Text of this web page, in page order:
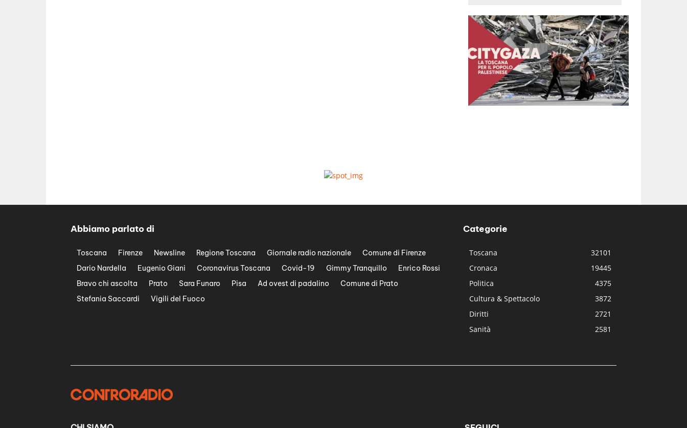
Abbiamo parlato di
Toscana Firenze Newsline Regione Toscana Giornale radio nazionale
Comune di Firenze
Dario Nardella
Eugenio Giani Coronavirus Toscana Covid-19 Gimmy Tranquillo
Enrico Rossi
Bravo chi ascolta
Prato Sara Funaro Pisa Ad ovest di padalino
Comune di Prato
Stefania Saccardi
Vigili del Fuoco
Categorie
Toscana
32101
Cronaca
19445
Politica
4375
Cultura & Spettacolo
3872
Diritti
2721
Sanità
2581